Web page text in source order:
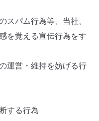
スパム行為等、当社、
を覚える宣伝行為をす
運営・維持を妨げる行
する行為